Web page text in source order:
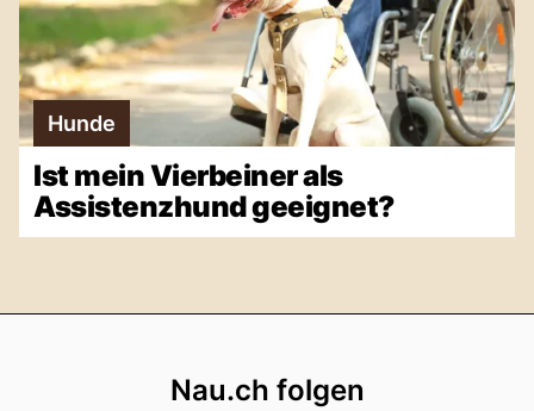
Hunde
Ist mein Vierbeiner als
Assistenzhund geeignet?
Nau.ch folgen